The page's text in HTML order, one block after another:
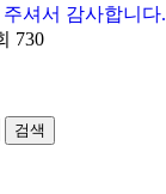
셔서 감사합니다.
730
검색